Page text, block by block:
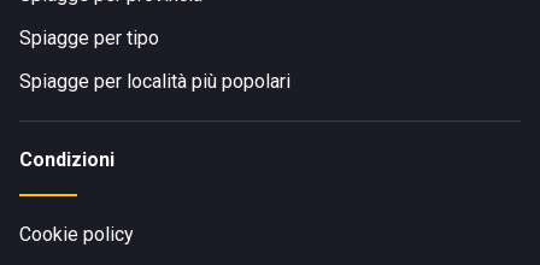
Spiagge per tipo
Spiagge per località più popolari
Condizioni
Cookie policy